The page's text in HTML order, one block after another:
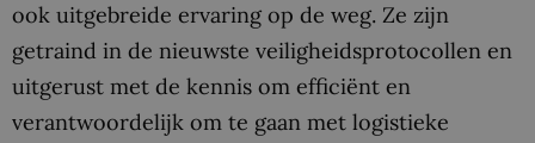
ook uitgebreide ervaring op de weg. Ze zijn
getraind in de nieuwste veiligheidsprotocollen en
uitgerust met de kennis om efficiënt en
verantwoordelijk om te gaan met logistieke